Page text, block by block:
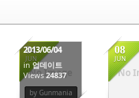
No Image
04
JUN
by Gunmania
2013/06/04
in 업데이트
Views24837 No
08
JUN